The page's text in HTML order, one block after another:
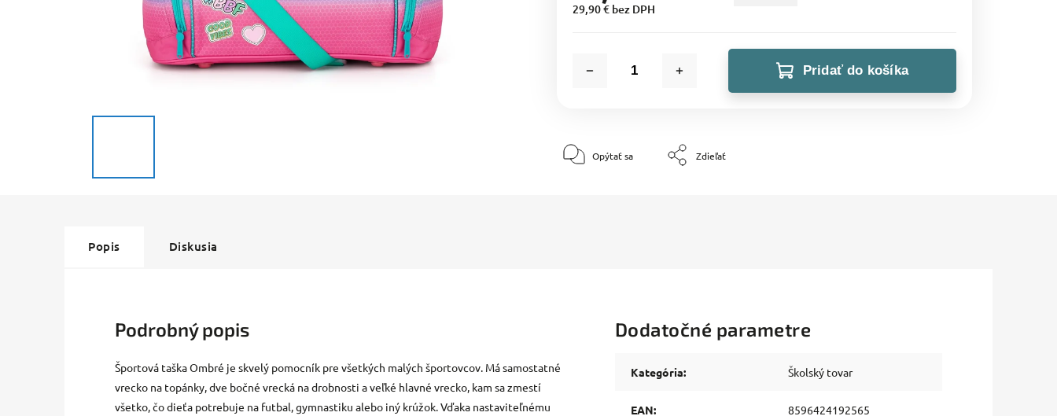
29,90 € bez DPH
Pridať do košíka
Opýtať sa Zdieľať
Popis Diskusia
Podrobný popis
Športová taška Ombré je skvelý pomocník pre všetkých malých športovcov. Má samostatné
vrecko na topánky, dve bočné vrecká na drobnosti a veľké hlavné vrecko, kam sa zmestí
všetko, čo dieťa potrebuje na futbal, gymnastiku alebo iný krúžok. Vďaka nastaviteľnému
Dodatočné parametre
Kategória: Školský tovar
EAN: 8596424192565